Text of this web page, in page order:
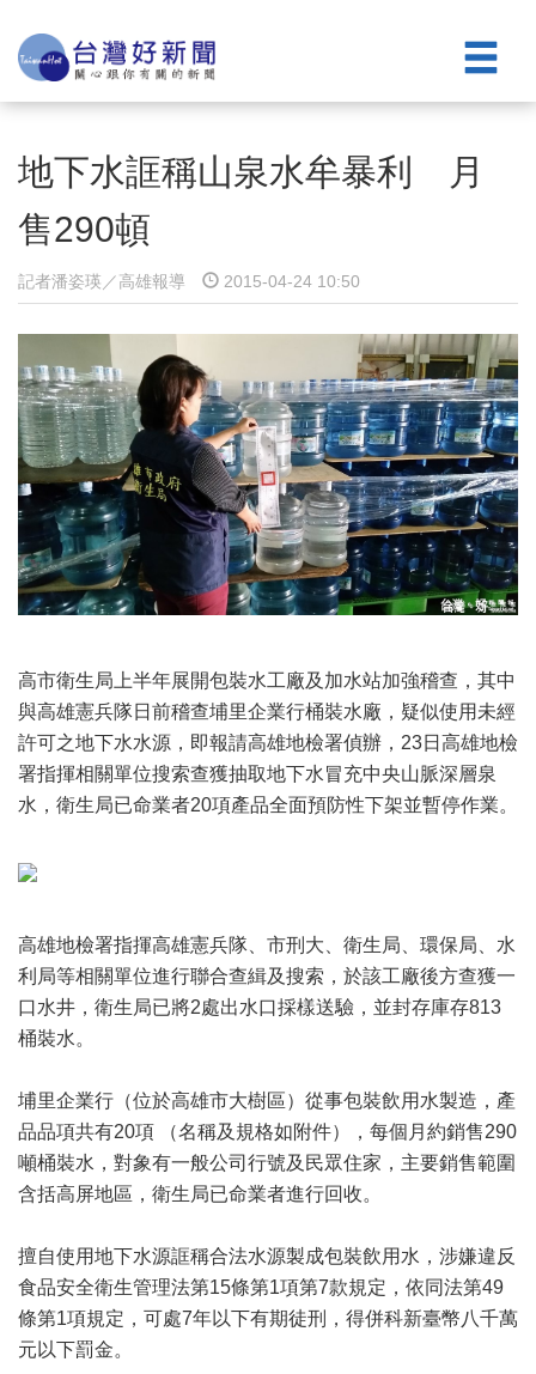
地下水誆稱山泉水牟暴利 月
售290頓
記者潘姿瑛／高雄報導 2015-04-24 10:50
高市衛生局上半年展開包裝水工廠及加水站加強稽查，其中
與高雄憲兵隊日前稽查埔里企業行桶裝水廠，疑似使用未經
許可之地下水水源，即報請高雄地檢署偵辦，23日高雄地檢
署指揮相關單位搜索查獲抽取地下水冒充中央山脈深層泉
水，衛生局已命業者20項產品全面預防性下架並暫停作業。
高雄地檢署指揮高雄憲兵隊、市刑大、衛生局、環保局、水
利局等相關單位進行聯合查緝及搜索，於該工廠後方查獲一
口水井，衛生局已將2處出水口採樣送驗，並封存庫存813
桶裝水。
埔里企業行（位於高雄市大樹區）從事包裝飲用水製造，產
品品項共有20項 （名稱及規格如附件），每個月約銷售290
噸桶裝水，對象有一般公司行號及民眾住家，主要銷售範圍
含括高屏地區，衛生局已命業者進行回收。
擅自使用地下水源誆稱合法水源製成包裝飲用水，涉嫌違反
食品安全衛生管理法第15條第1項第7款規定，依同法第49
條第1項規定，可處7年以下有期徒刑，得併科新臺幣八千萬
元以下罰金。